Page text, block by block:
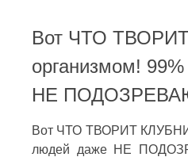
Вот ЧТО
организмом!
НЕ
Вот ЧТО ТВОРИТ
людей даже НЕ